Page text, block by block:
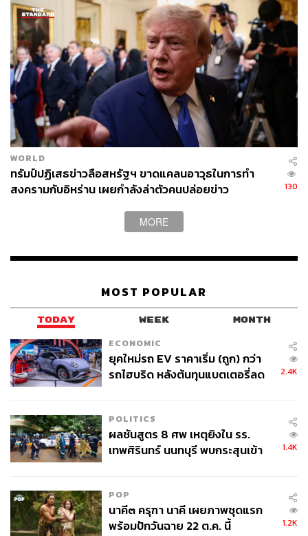
WORLD
ทรัมป์ปฏิเสธข่าวลือสหรัฐฯ ขาดแคลนอาวุธในการทำ
สงครามกับอิหร่าน เผยกำลังล่าตัวคนปล่อยข่าว
130
MORE
MOST POPULAR
TODAY WEEK MONTH
ECONOMIC
ยุคใหม่รถ EV ราคาเริ่ม (ถูก) กว่า
รถไฮบริด หลังต้นทุนแบตเตอรี่ลด
2.4K
POLITICS
ผลชันสูตร 8 ศพ เหตุยิงใน รร.
เทพศิรินทร์ นนทบุรี พบกระสุนเข้า
1.4K
POP
นาคี๓ ครุฑา นาคี เผยภาพชุดแรก
พร้อมปักวันฉาย 22 ต.ค. นี้
1.2K